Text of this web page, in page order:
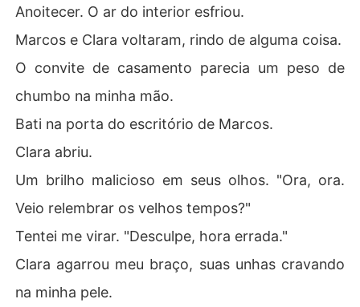
Anoitecer. O ar do interior esfriou.
Marcos e Clara voltaram, rindo de alguma coisa.
O convite de casamento parecia um peso de
chumbo na minha mão.
Bati na porta do escritório de Marcos.
Clara abriu.
Um brilho malicioso em seus olhos. "Ora, ora.
Veio relembrar os velhos tempos?"
Tentei me virar. "Desculpe, hora errada."
Clara agarrou meu braço, suas unhas cravando
na minha pele.